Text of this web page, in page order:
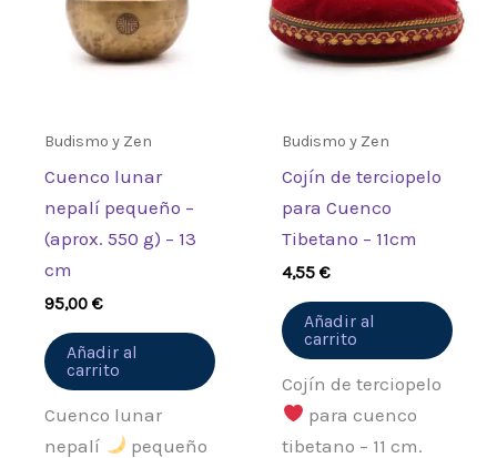
Budismo y Zen
Cuenco lunar
nepalí pequeño –
(aprox. 550 g) – 13
cm
95,00€
Añadir al
carrito
Cuenco lunar
nepalí
pequeño
Budismo y Zen
Cojín de terciopelo
para Cuenco
Tibetano – 11cm
4,55€
Añadir al
carrito
Cojín de terciopelo
para cuenco
tibetano – 11 cm.